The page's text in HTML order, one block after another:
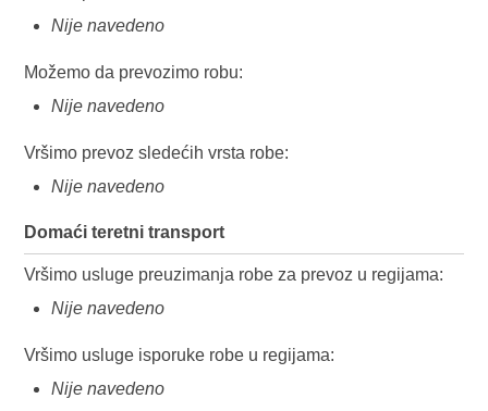
Nije navedeno
Možemo da prevozimo robu:
Nije navedeno
Vršimo prevoz sledećih vrsta robe:
Nije navedeno
Domaći teretni transport
Vršimo usluge preuzimanja robe za prevoz u regijama:
Nije navedeno
Vršimo usluge isporuke robe u regijama:
Nije navedeno